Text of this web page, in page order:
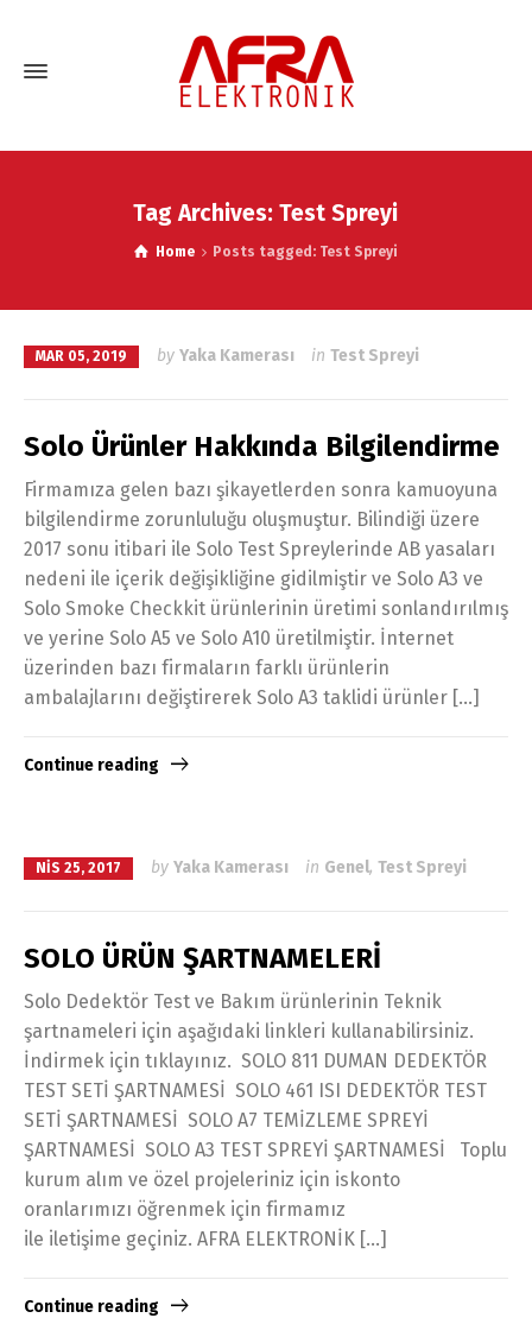
Tag Archives: Test Spreyi
Home Posts tagged: Test Spreyi
MAR 05, 2019 by Yaka Kamerası in Test Spreyi
Solo Ürünler Hakkında Bilgilendirme
Firmamıza gelen bazı şikayetlerden sonra kamuoyuna
bilgilendirme zorunluluğu oluşmuştur. Bilindiği üzere
2017 sonu itibari ile Solo Test Spreylerinde AB yasaları
nedeni ile içerik değişikliğine gidilmiştir ve Solo A3 ve
Solo Smoke Checkkit ürünlerinin üretimi sonlandırılmış
ve yerine Solo A5 ve Solo A10 üretilmiştir. İnternet
üzerinden bazı firmaların farklı ürünlerin
ambalajlarını değiştirerek Solo A3 taklidi ürünler […]
Continue reading
NIS 25, 2017 by Yaka Kamerası in Genel, Test Spreyi
SOLO ÜRÜN ŞARTNAMELERİ
Solo Dedektör Test ve Bakım ürünlerinin Teknik
şartnameleri için aşağıdaki linkleri kullanabilirsiniz.
İndirmek için tıklayınız. SOLO 811 DUMAN DEDEKTÖR
TEST SETİ ŞARTNAMESİ SOLO 461 ISI DEDEKTÖR TEST
SETİ ŞARTNAMESİ SOLO A7 TEMİZLEME SPREYİ
ŞARTNAMESİ SOLO A3 TEST SPREYİ ŞARTNAMESİ Toplu
kurum alım ve özel projeleriniz için iskonto
oranlarımızı öğrenmek için firmamız
ile iletişime geçiniz. AFRA ELEKTRONİK […]
Continue reading